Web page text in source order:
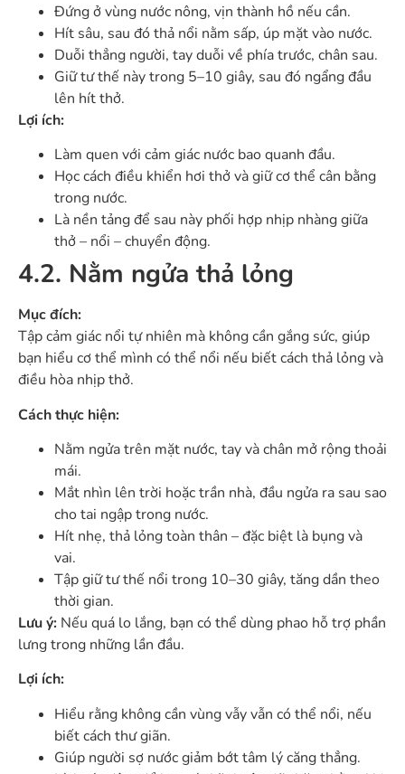
Đứng ở vùng nước nông, vịn thành hồ nếu cần.
Hít sâu, sau đó thả nổi nằm sấp, úp mặt vào nước.
Duỗi thẳng người, tay duỗi về phía trước, chân sau.
Giữ tư thế này trong 5–10 giây, sau đó ngẩng đầu
lên hít thở.
Lợi ích:
Làm quen với cảm giác nước bao quanh đầu.
Học cách điều khiển hơi thở và giữ cơ thể cân bằng
trong nước.
Là nền tảng để sau này phối hợp nhịp nhàng giữa
thở – nổi – chuyển động.
4.2. Nằm ngửa thả lỏng
Mục đích:
Tập cảm giác nổi tự nhiên mà không cần gắng sức, giúp
bạn hiểu cơ thể mình có thể nổi nếu biết cách thả lỏng và
điều hòa nhịp thở.
Cách thực hiện:
Nằm ngửa trên mặt nước, tay và chân mở rộng thoải
mái.
Mắt nhìn lên trời hoặc trần nhà, đầu ngửa ra sau sao
cho tai ngập trong nước.
Hít nhẹ, thả lỏng toàn thân – đặc biệt là bụng và
vai.
Tập giữ tư thế nổi trong 10–30 giây, tăng dần theo
thời gian.
Lưu ý: Nếu quá lo lắng, bạn có thể dùng phao hỗ trợ phần
lưng trong những lần đầu.
Lợi ích:
Hiểu rằng không cần vùng vẫy vẫn có thể nổi, nếu
biết cách thư giãn.
Giúp người sợ nước giảm bớt tâm lý căng thẳng.